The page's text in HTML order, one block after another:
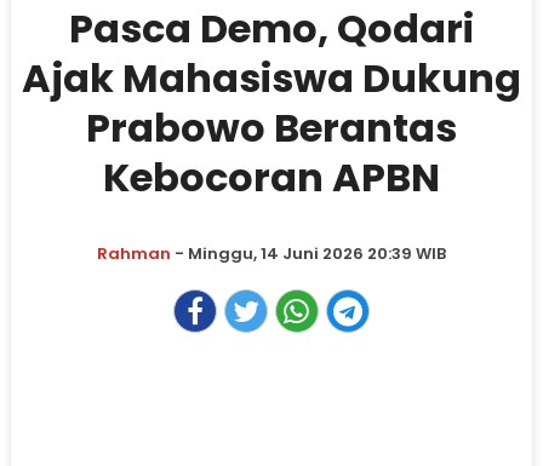
Pasca Demo, Qodari
Ajak Mahasiswa Dukung
Prabowo Berantas
Kebocoran APBN
Rahman - Minggu, 14 Juni 2026 20:39 WIB